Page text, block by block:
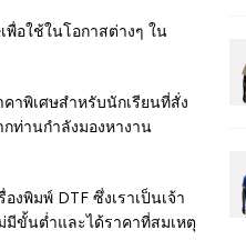
พื่อใช้ในโอกาสต่างๆ ใน
าพิเศษสำหรับนักเรียนที่สั่ง
ท่านกำลังมองหางาน
งพิมพ์ DTF ซึ่งเราเป็นเจ้า
มีขั้นต่ำและได้ราคาที่สมเหตุ